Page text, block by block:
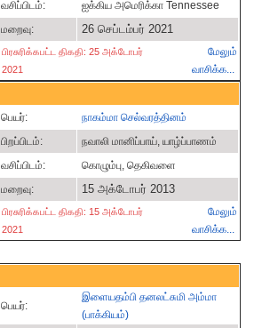
வசிப்பிடம்:
ஐக்கிய அமெரிக்கா Tennessee
மறைவு:
26 செப்டம்பர் 2021
பிரசுரிக்கபட்ட திகதி: 25 அக்டோபர்
2021
மேலும்
வாசிக்க...
பெயர்:
நாகம்மா செல்வரத்தினம்
பிறப்பிடம்:
நவாலி மானிப்பாய், யாழ்ப்பாணம்
வசிப்பிடம்:
கொழும்பு, தெகிவளை
மறைவு:
15 அக்டோபர் 2013
பிரசுரிக்கபட்ட திகதி: 15 அக்டோபர்
2021
மேலும்
வாசிக்க...
பெயர்:
இளையதம்பி தனலட்சுமி அம்மா
(பாக்கியம்)